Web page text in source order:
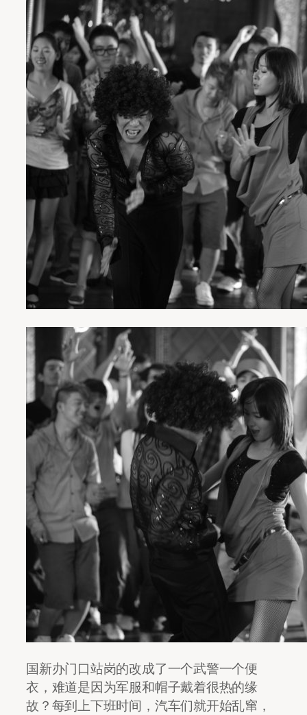
国新办门口站岗的改成了一个武警一个便
衣，难道是因为军服和帽子戴着很热的缘
故？每到上下班时间，汽车们就开始乱窜，